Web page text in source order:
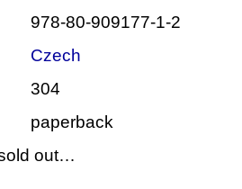
978-80-909177-1-2
Czech
304
paperback
out…